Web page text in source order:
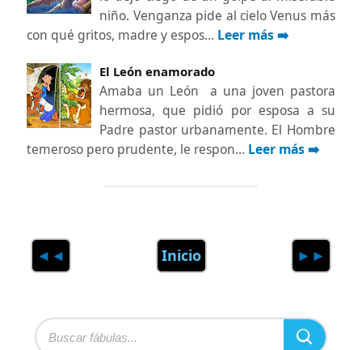
niño. Venganza pide al cielo Venus más
con qué gritos, madre y espos… Leer más ➡️
El León enamorado
Amaba un León a una joven pastora
hermosa, que pidió por esposa a su
Padre pastor urbanamente. El Hombre
temeroso pero prudente, le respon… Leer más ➡️
◄◄ ►►
Inicio